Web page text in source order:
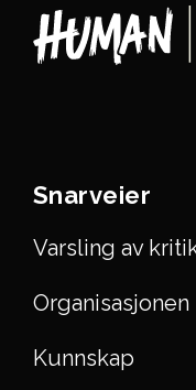
Snarveier
Varsling av
Organisasjonen
Kunnskap